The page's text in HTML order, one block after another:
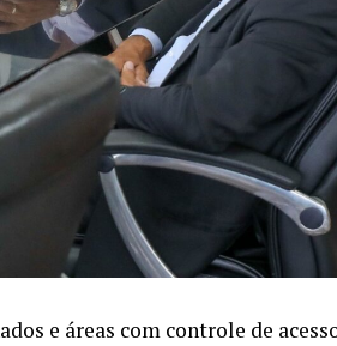
e áreas com controle de